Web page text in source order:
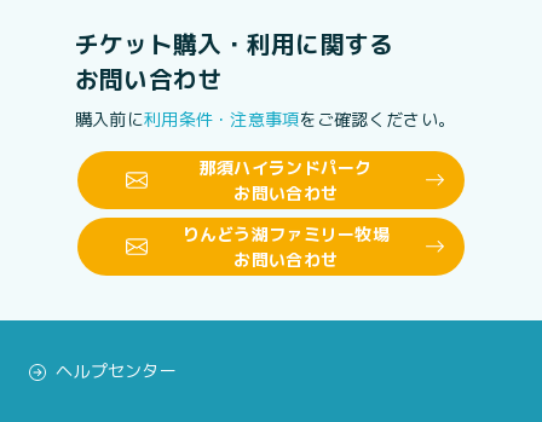
チケット購入・利用に関する
お問い合わせ
購入前に利用条件・注意事項をご確認ください。
那須ハイランドパーク
お問い合わせ
りんどう湖ファミリー牧場
お問い合わせ
ヘルプセンター